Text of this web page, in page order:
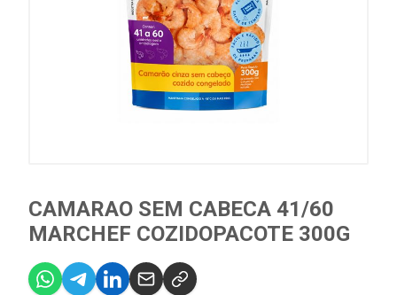
CAMARAO SEM CABECA 41/60
MARCHEF COZIDOPACOTE 300G